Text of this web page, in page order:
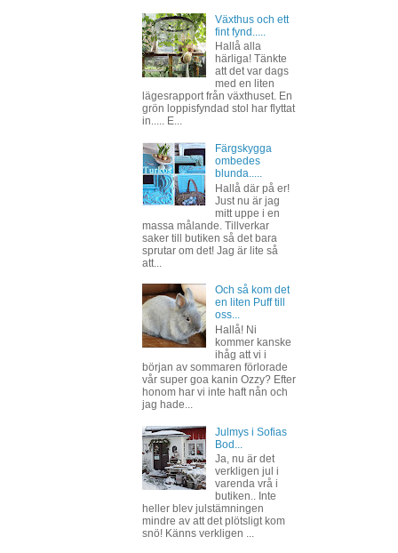
Växthus och ett
fint fynd.....
Hallå alla
härliga! Tänkte
att det var dags
med en liten
lägesrapport från växthuset. En
grön loppisfyndad stol har flyttat
in..... E...
Färgskygga
ombedes
blunda.....
Hallå där på er!
Just nu är jag
mitt uppe i en
massa målande. Tillverkar
saker till butiken så det bara
sprutar om det! Jag är lite så
att...
Och så kom det
en liten Puff till
oss...
Hallå! Ni
kommer kanske
ihåg att vi i
början av sommaren förlorade
vår super goa kanin Ozzy? Efter
honom har vi inte haft nån och
jag hade...
Julmys i Sofias
Bod...
Ja, nu är det
verkligen jul i
varenda vrå i
butiken.. Inte
heller blev julstämningen
mindre av att det plötsligt kom
snö! Känns verkligen ...